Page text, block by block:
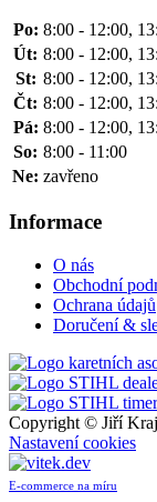
Po: 8:00 - 12:00,
Út: 8:00 - 12:00,
St: 8:00 - 12:00,
Čt: 8:00 - 12:00,
Pá: 8:00 - 12:00,
So: 8:00 - 11:00
Ne: zavřeno
Informace
O nás
Obchodní
Ochrana údajů
Doručení &
Copyright © Jiří
Nastavení cookies
E-commerce na míru